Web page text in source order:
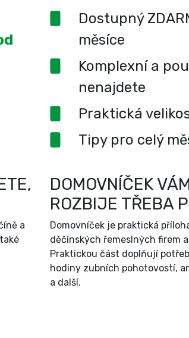
Dostupný
měsíce
Komplexní a
nenajdete
Praktická
Tipy pro celý
a
DOMOVNÍČEK
ROZBIJE TŘEBA
Domovníček je praktická
děčínských řemeslných firem
Praktickou část doplňují
hodiny zubních pohotovostí,
a další.